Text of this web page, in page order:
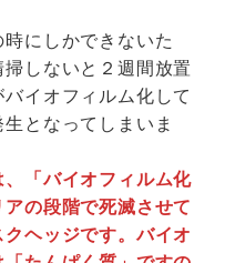
にしかできないた
しないと２週間放置
イオフィルム化して
となってしまいま
「バイオフィルム化
の段階で死滅させて
ヘッジです。バイオ